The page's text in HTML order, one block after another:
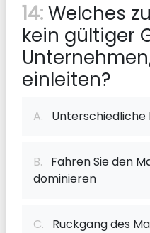
14:Welches
kein gültiger
einleiten?
A.
B. Fahren Sie den
dominieren
C. Rückgang des